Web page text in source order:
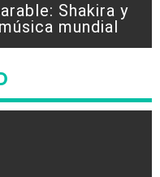
Shakira y
mundial